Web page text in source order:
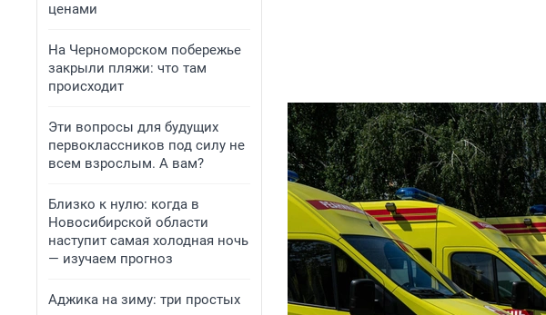
ценами
На Черноморском побережье
закрыли пляжи: что там
происходит
Эти вопросы для будущих
первоклассников под силу не
всем взрослым. А вам?
Близко к нулю: когда в
Новосибирской области
наступит самая холодная ночь
— изучаем прогноз
Аджика на зиму: три простых